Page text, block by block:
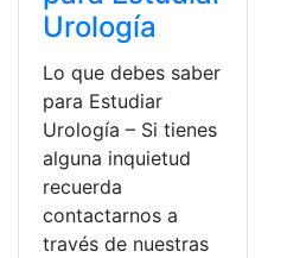
Urología
Lo que debes saber
para Estudiar
Urología – Si tienes
alguna inquietud
recuerda
contactarnos a
través de nuestras